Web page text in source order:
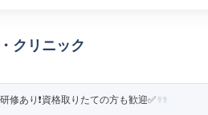
クリニック
修あり❗️資格取りたての方も歓迎✅️